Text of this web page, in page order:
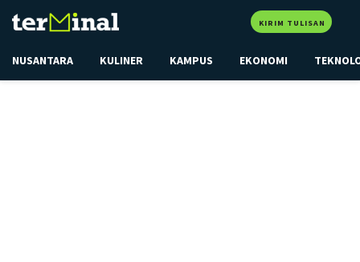
KIRIM TULISAN
NUSANTARA KULINER KAMPUS EKONOMI